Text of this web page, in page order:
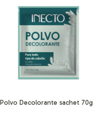
Polvo Decolorante sachet 70g